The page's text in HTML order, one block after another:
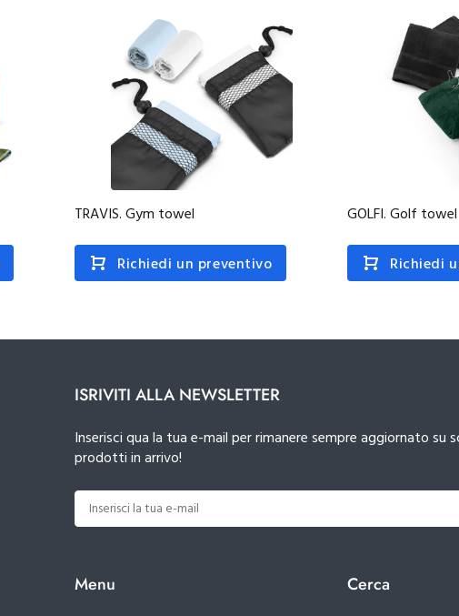
TRAVIS. Gym towel
Richiedi un preventivo
GOLFI. Golf towel
Richiedi
ISRIVITI ALLA NEWSLETTER
Inserisci qua la tua e-mail per rimanere sempre aggiornato su
prodotti in arrivo!
Menu Cerca